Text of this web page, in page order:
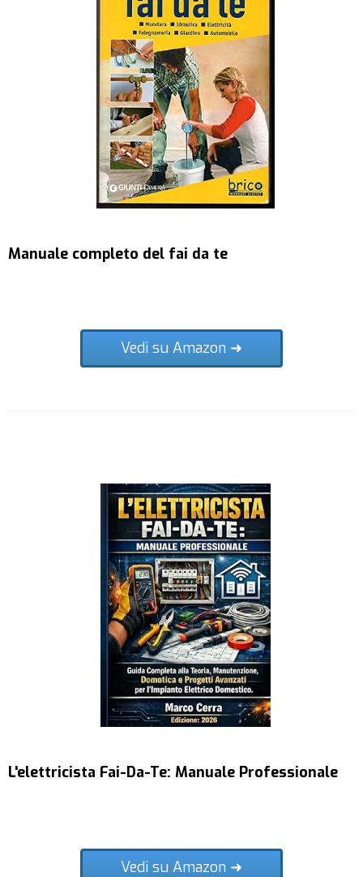
Manuale completo del fai da te
Vedi su Amazon ➜
L'elettricista Fai-Da-Te: Manuale Professionale
Vedi su Amazon ➜